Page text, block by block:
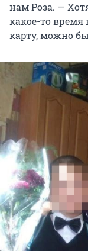
нам Роза. —
какое-то
карту, можно